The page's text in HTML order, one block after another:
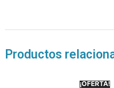
Productos
¡OFERTA!